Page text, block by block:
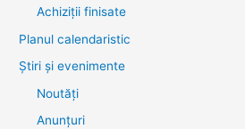
Achiziții finisate
Planul calendaristic
Știri şi evenimente
Noutăţi
Anunţuri